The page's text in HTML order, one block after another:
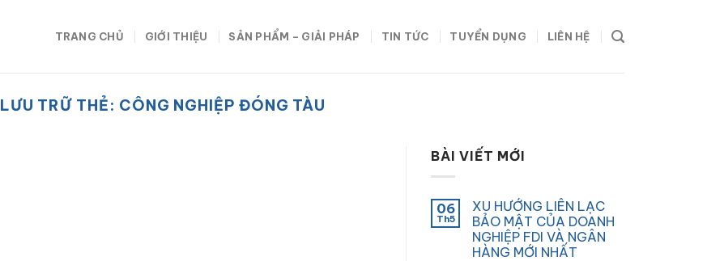
TRANG CHỦ GIỚI THIỆU SẢN PHẨM – GIẢI PHÁP TIN TỨC TUYỂN DỤNG LIÊN HỆ
LƯU TRỮ THẺ: CÔNG NGHIỆP ĐÓNG TÀU
BÀI VIẾT MỚI
06
Th5
XU HƯỚNG LIÊN LẠC
BẢO MẬT CỦA DOANH
NGHIỆP FDI VÀ NGÂN
HÀNG MỚI NHẤT